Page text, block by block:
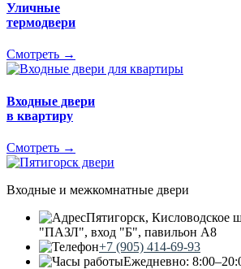
Уличные
термодвери
Смотреть →
Входные двери
в квартиру
Смотреть →
Входные и межкомнатные двери
Пятигорск, Кисловодское
"ПАЗЛ", вход "Б", павильон А8
+7 (905) 414-69-93
Ежедневно: